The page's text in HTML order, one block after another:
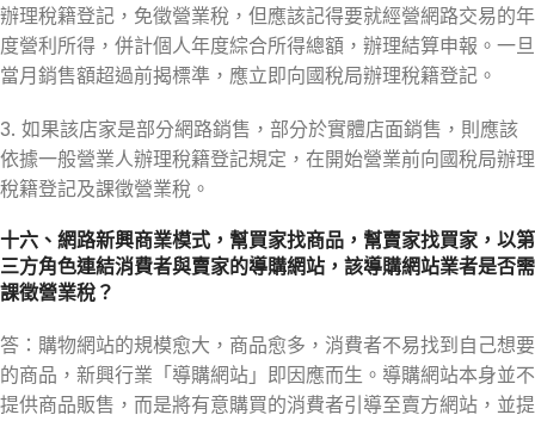
辦理稅籍登記，免徵營業稅，但應該記得要就經營網路交易的年
度營利所得，併計個人年度綜合所得總額，辦理結算申報。一旦
當月銷售額超過前揭標準，應立即向國稅局辦理稅籍登記。
3. 如果該店家是部分網路銷售，部分於實體店面銷售，則應該
依據一般營業人辦理稅籍登記規定，在開始營業前向國稅局辦理
稅籍登記及課徵營業稅。
十六、網路新興商業模式，幫買家找商品，幫賣家找買家，以第
三方角色連結消費者與賣家的導購網站，該導購網站業者是否需
課徵營業稅？
答：購物網站的規模愈大，商品愈多，消費者不易找到自己想要
的商品，新興行業「導購網站」即因應而生。導購網站本身並不
提供商品販售，而是將有意購買的消費者引導至賣方網站，並提